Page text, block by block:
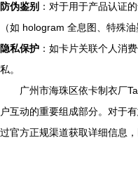
防伪鉴别 ：对于用于产品认证
（如 hologram 全息图、特殊油
隐私保护 ：如卡片关联个人消
私。
广州市海珠区依卡制衣厂
户互动的重要组成部分。对于
过官方正规渠道获取详细信息